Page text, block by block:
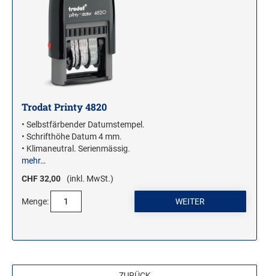
VINTAGE STEMPEL
WOODIES STEMPEL
WOODIES Motivstempel
WOODIES Textstempel
MINI WOODIES
WOODIES FARBWELT
Trodat Printy 4820
• Selbstfärbender Datumstempel.
• Schrifthöhe Datum 4 mm.
• Klimaneutral. Serienmässig.
mehr…
CHF 32,00
(inkl. MwSt.)
Menge: